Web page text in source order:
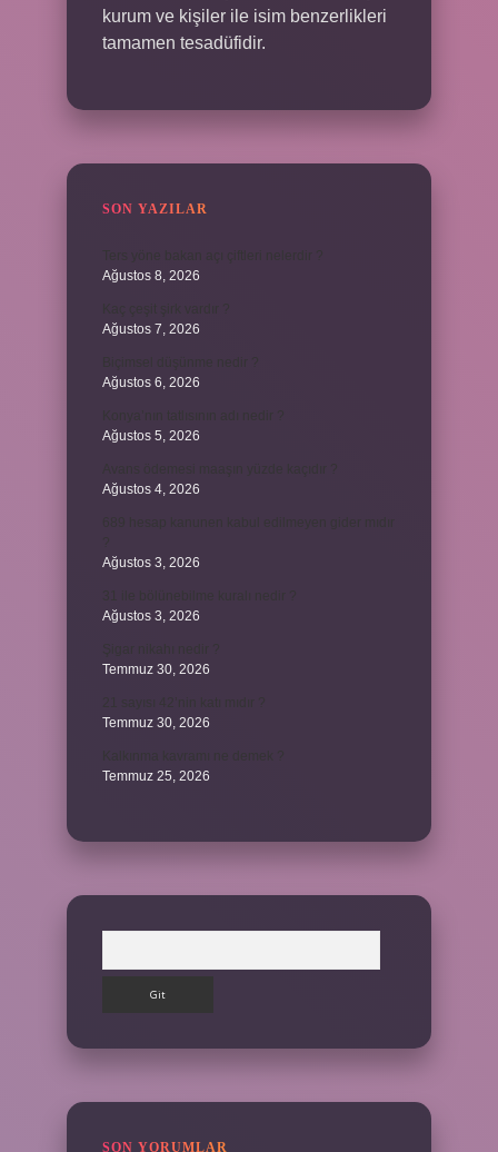
kurum ve kişiler ile isim benzerlikleri
tamamen tesadüfidir.
SON YAZILAR
Ağustos 8, 2026
Ağustos 7, 2026
Ağustos 6, 2026
Ağustos 5, 2026
Ağustos 4, 2026
Ağustos 3, 2026
Ağustos 3, 2026
Temmuz 30, 2026
Temmuz 30, 2026
Temmuz 25, 2026
SON YORUMLAR